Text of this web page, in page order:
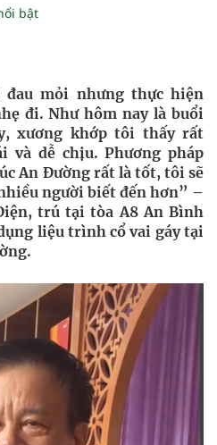
bật
đau mỏi nhưng thực hiện
đi. Như hôm nay là buổi
xương khớp tôi thấy rất
và dễ chịu. Phương pháp
An Đường rất là tốt, tôi sẽ
người biết đến hơn” –
trú tại tòa A8 An Bình
liệu trình cổ vai gáy tại